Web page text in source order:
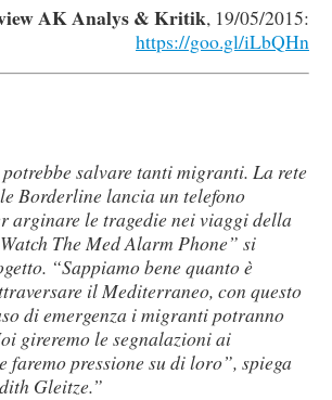
AK Analys & Kritik, 19/05/2015:
https://goo.gl/iLbQHn
salvare tanti migranti. La rete
Borderline lancia un telefono
arginare le tragedie nei viaggi della
The Med Alarm Phone” si
“Sappiamo bene quanto è
il Mediterraneo, con questo
di emergenza i migranti potranno
gireremo le segnalazioni ai
faremo pressione su di loro”, spiega
Gleitze.”